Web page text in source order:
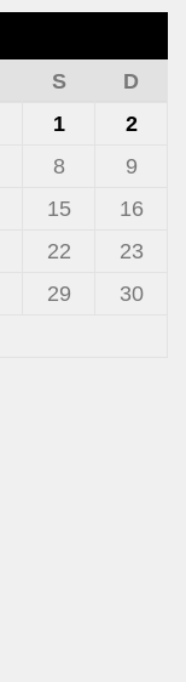
S
D
1
2
8
9
15
16
22
23
29
30